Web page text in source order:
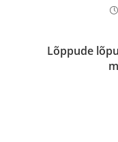
Lõppude